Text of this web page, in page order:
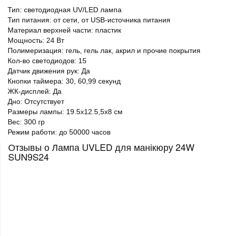
Тип: светодиодная UV/LED лампа
Тип питания: от сети, от USB-источника питания
Материал верхней части: пластик
Мощность: 24 Вт
Полимеризация: гель, гель лак, акрил и прочие покрытия
Кол-во светодиодов: 15
Датчик движения рук: Да
Кнопки таймера: 30, 60,99 секунд
ЖК-дисплей: Да
Дно: Отсутствует
Размеры лампы: 19.5х12.5,5х8 см
Вес: 300 гр
Режим работи: до 50000 часов
Отзывы о Лампа UVLED для манікюру 24W
SUN9S24